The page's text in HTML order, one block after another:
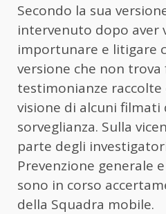
Secondo la sua
intervenuto dopo aver
importunare e litigare
versione che non
testimonianze raccolte
visione di alcuni filmati
sorveglianza. Sulla
parte degli
Prevenzione generale
sono in corso
della Squadra mobile.